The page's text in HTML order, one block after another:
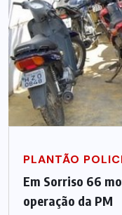
PLANTÃO
Em Sorriso 66
operação da PM